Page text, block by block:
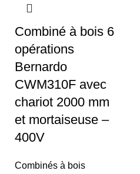
Combiné à bois 6
opérations
Bernardo
CWM310F avec
chariot 2000 mm
et mortaiseuse –
400V
Combinés à bois